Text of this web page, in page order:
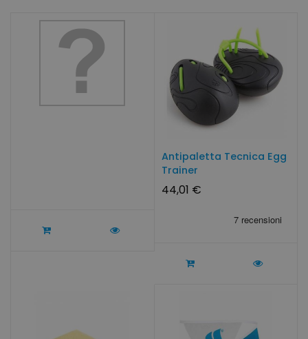
Antipaletta Tecnica Egg
Trainer
44,01 €